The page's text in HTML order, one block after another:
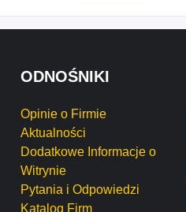
ODNOŚNIKI
Opinie o Firmie
Aktualności
Dodatkowe Informacje o
Witrynie
Pytania i Odpowiedzi
Katalog Firm